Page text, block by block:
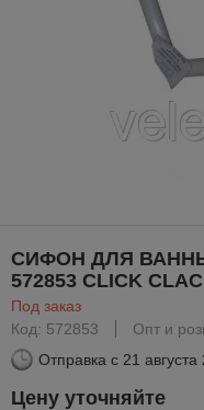
СИФОН ДЛЯ
572853 CLICK
Под заказ
Код: 572853
Опт и
Отправка с 21 августа
Цену уточняйте